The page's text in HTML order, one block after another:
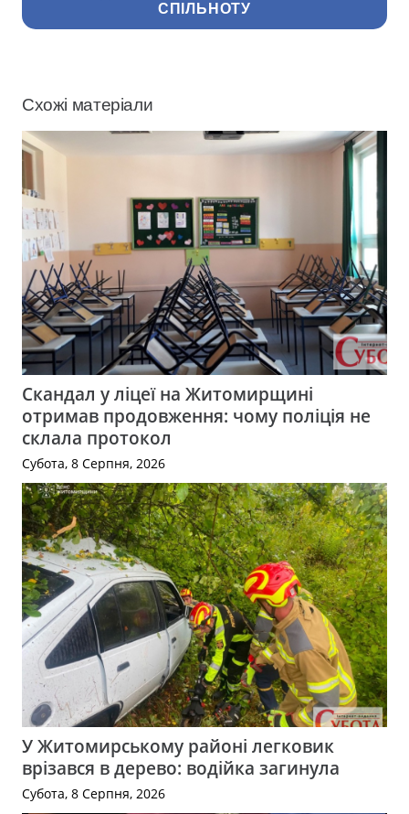
СПІЛЬНОТУ
Схожі матеріали
Скандал у ліцеї на Житомирщині
отримав продовження: чому поліція не
склала протокол
Субота, 8 Серпня, 2026
У Житомирському районі легковик
врізався в дерево: водійка загинула
Субота, 8 Серпня, 2026